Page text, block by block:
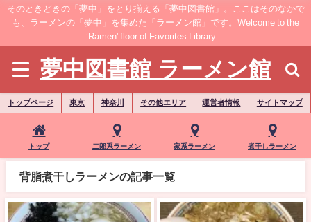
そのときどきの「夢中」をとり揃える「夢中図書館」。ここはそのなかで
も、ラーメンの「夢中」を集めた「ラーメン館」です。Welcome to the
’Ramen' floor of Favorites Library…
夢中図書館 ラーメン館
トップページ 東京 神奈川 その他エリア 運営者情報 サイトマップ
トップ 二郎系ラーメン 家系ラーメン 煮干しラーメン
背脂煮干しラーメンの記事一覧